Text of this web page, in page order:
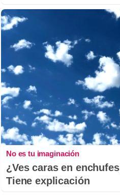
No es tu imaginación
¿Ves caras en
Tiene explicación